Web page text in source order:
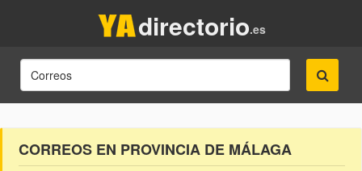
.es
directorio
CORREOS EN PROVINCIA DE MÁLAGA